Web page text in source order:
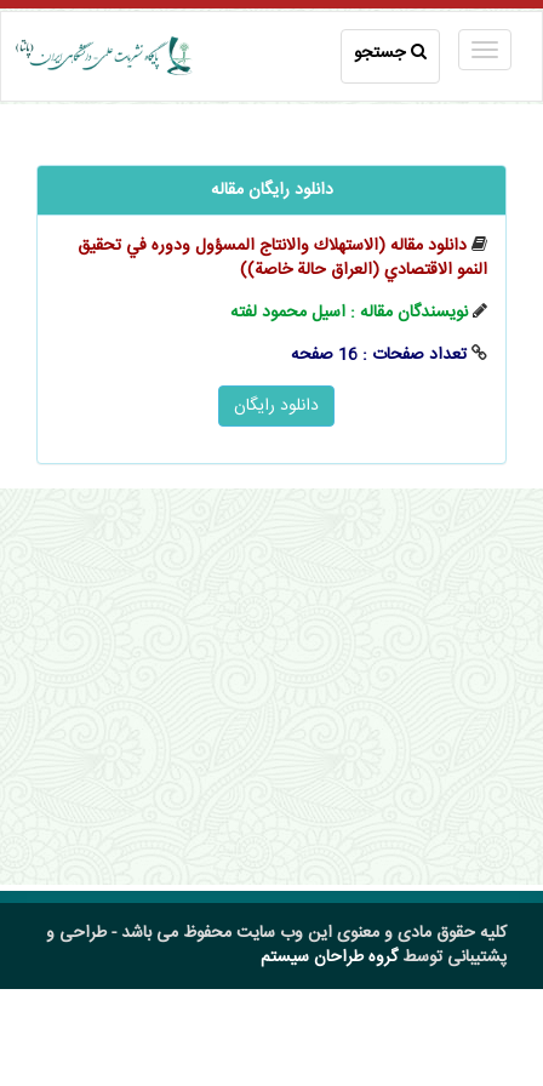
جستجو
دانلود رایگان مقاله
دانلود مقاله (الاستهلاك والانتاج المسؤول ودوره في تحقيق
النمو الاقتصادي (العراق حالة خاصة))
نویسندگان مقاله : اسيل محمود لفته
تعداد صفحات : 16 صفحه
کلیه حقوق مادی و معنوی این وب سایت محفوظ می باشد - طراحی و
پشتیبانی توسطگروه طراحان سیستم